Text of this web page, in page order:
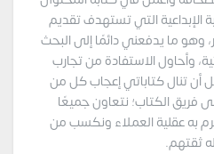
الإبداعية التي تستهدف تقديم
وهو ما يدفعني دائمًا إلى البحث
وأحاول الاستفادة من تجارب
تنال كتاباتي إعجاب كل من
فريق الكتاب؛ نتعاون جميعًا
به عقلية العملاء ونكسب من
ثقتهم.